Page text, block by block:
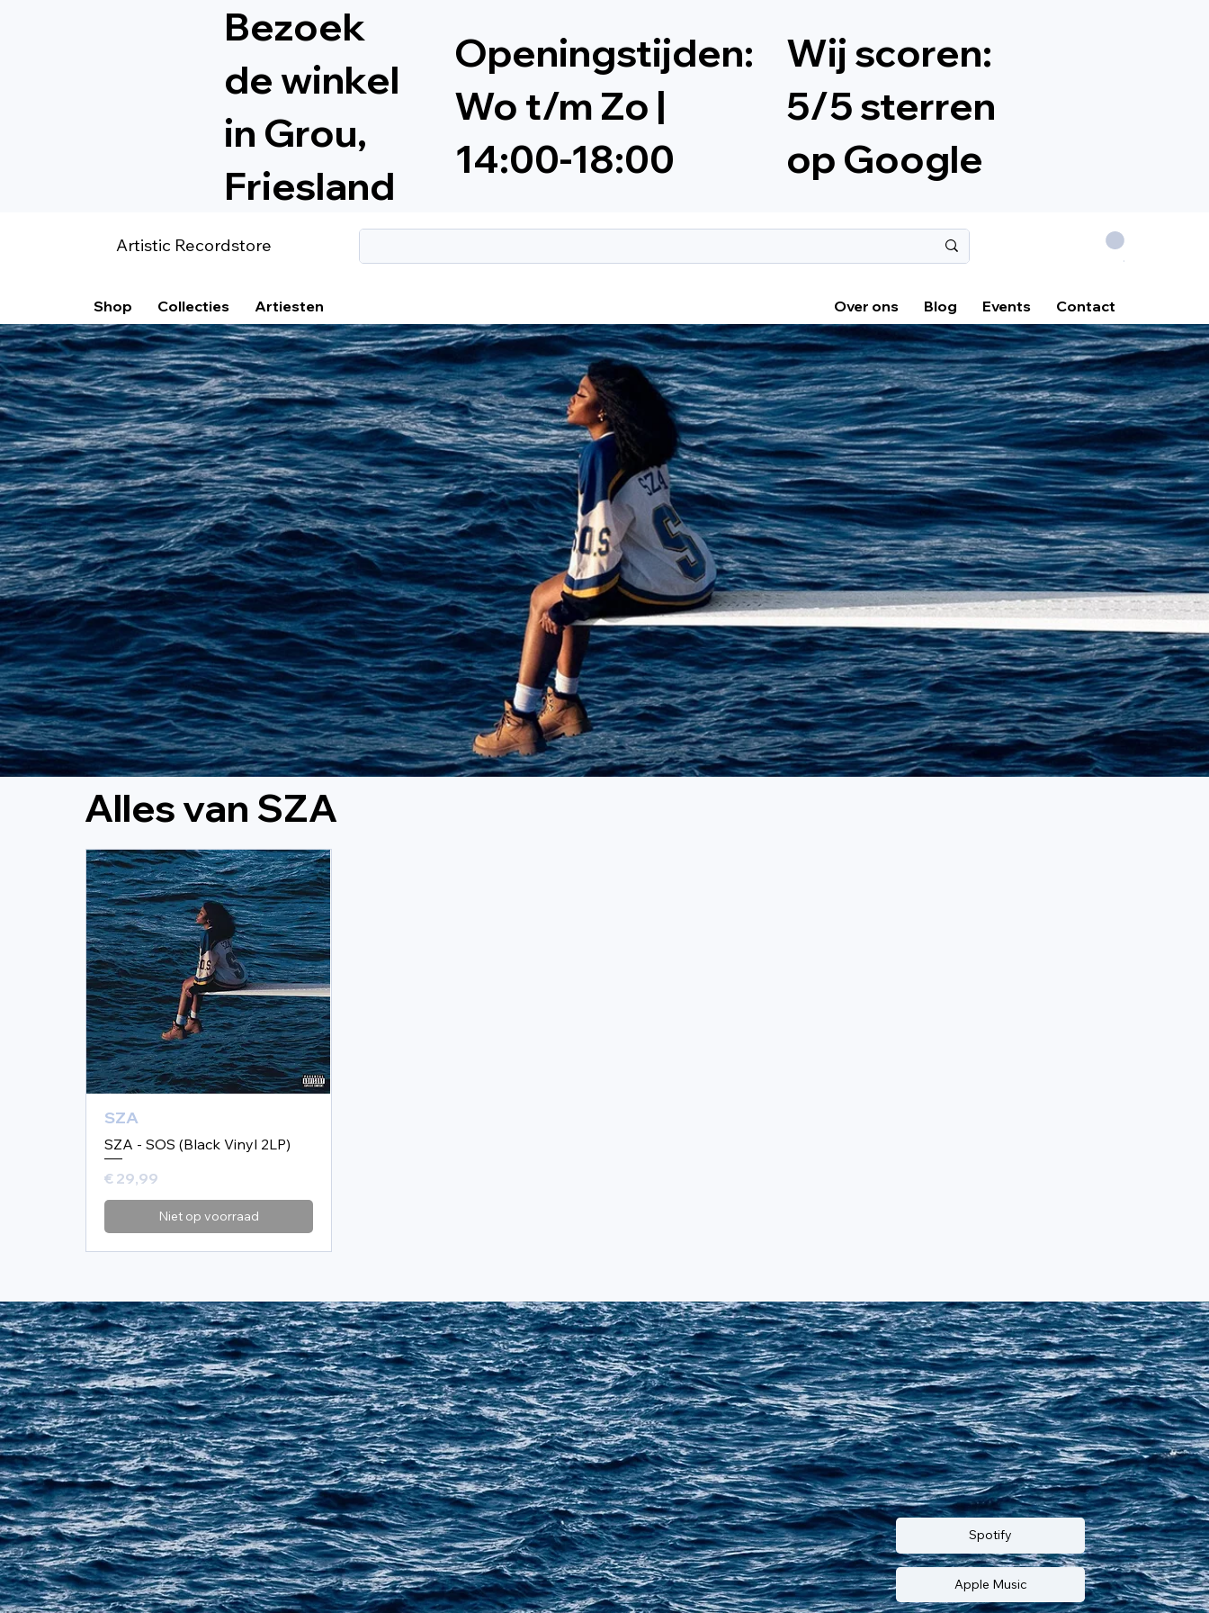
Bezoek
de winkel
in Grou,
Friesland
Openingstijden:
Wo t/m Zo |
14:00-18:00
Wij scoren:
5/5 sterren
op Google
Artistic Recordstore
.
Shop Collecties Artiesten Over ons Blog Events Contact
Alles van SZA
SZA
SZA - SOS (Black Vinyl 2LP)
Prijs
€ 29,99
Niet op voorraad
Spotify
Apple Music